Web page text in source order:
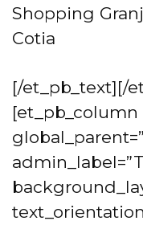
Shopping
Cotia
[/et_pb_text][/
[et_pb_column